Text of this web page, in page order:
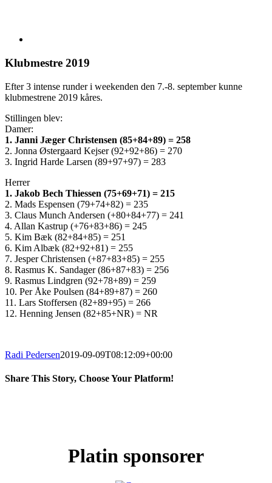
billede
Klubmestre 2019
Efter 3 intense runder i weekenden den 7.-8. september kunne
klubmestrene 2019 kåres.
Stillingen blev:
Damer:
1. Janni Jæger Christensen (85+84+89) = 258
2. Jonna Østergaard Kejser (92+92+86) = 270
3. Ingrid Harde Larsen (89+97+97) = 283
Herrer
1. Jakob Bech Thiessen (75+69+71) = 215
2. Mads Espensen (79+74+82) = 235
3. Claus Munch Andersen (+80+84+77) = 241
4. Allan Kastrup (+76+83+86) = 245
5. Kim Bæk (82+84+85) = 251
6. Kim Albæk (82+92+81) = 255
7. Jesper Christensen (+87+83+85) = 255
8. Rasmus K. Sandager (86+87+83) = 256
9. Rasmus Lindgren (92+78+89) = 259
10. Per Åke Poulsen (84+89+87) = 260
11. Lars Stoffersen (82+89+95) = 266
12. Henning Jensen (82+85+NR) = NR
Radi Pedersen2019-09-09T08:12:09+00:00
Share This Story, Choose Your Platform!
Platin sponsorer